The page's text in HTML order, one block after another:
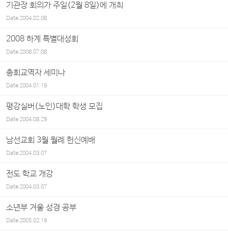
기관장 회의가 주일(2월 8일)에 개최
Date2004.02.08
2008 하계 특별대성회
Date2008.07.08
총회교역자 세미나
Date2004.01.19
평강실버(노인)대학 학생 모집
Date2004.08.29
남선교회 3월 월례 헌신예배
Date2004.03.07
전도 학교 개강
Date2004.03.07
소년부 겨울 성경 공부
Date2005.02.19